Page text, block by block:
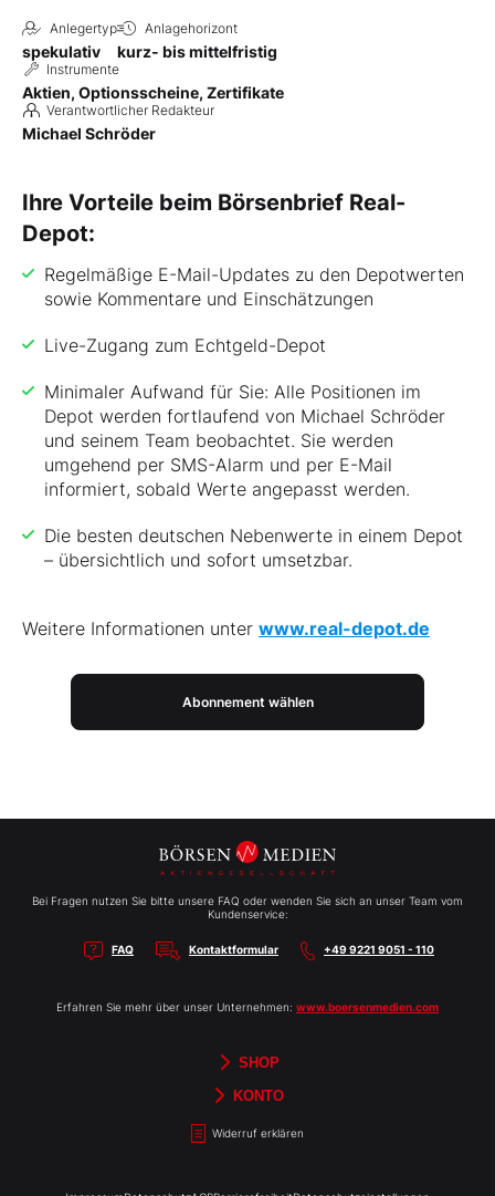
Anlegertyp
spekulativ
Anlagehorizont
kurz- bis mittelfristig
Instrumente
Aktien, Optionsscheine, Zertifikate
Verantwortlicher Redakteur
Michael Schröder
Ihre Vorteile beim Börsenbrief Real-
Depot:
Regelmäßige E-Mail-Updates zu den Depotwerten
sowie Kommentare und Einschätzungen
Live-Zugang zum Echtgeld-Depot
Minimaler Aufwand für Sie: Alle Positionen im
Depot werden fortlaufend von Michael Schröder
und seinem Team beobachtet. Sie werden
umgehend per SMS-Alarm und per E-Mail
informiert, sobald Werte angepasst werden.
Die besten deutschen Nebenwerte in einem Depot
– übersichtlich und sofort umsetzbar.
Weitere Informationen unter www.real-depot.de
Abonnement wählen
Bei Fragen nutzen Sie bitte unsere FAQ oder wenden Sie sich an unser Team vom
Kundenservice:
FAQ Kontaktformular +49 9221 9051 - 110
Erfahren Sie mehr über unser Unternehmen: www.boersenmedien.com
SHOP
Börsenbriefe
Aktien-Reports
HEBELTRADER
TradingDay
Newsletter
Merchandise
Gutscheine
KONTO
Widerruf erklären